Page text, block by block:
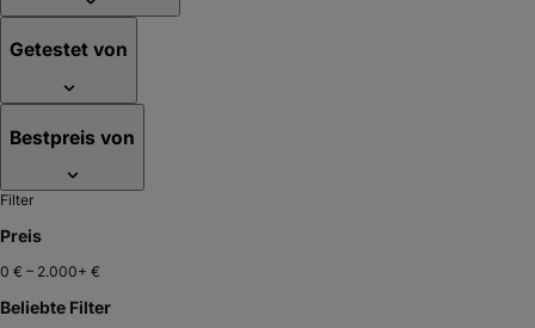
Getestet von
Bestpreis von
Filter
Preis
0 € – 2.000+ €
Beliebte Filter